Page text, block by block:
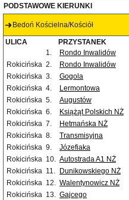
PODSTAWOWE KIERUNKI
Bedoń Kościelna/Kościół
ULICA PRZYSTANEK
1.
Rondo Inwalidów
Rokicińska 2. Rondo Inwalidów
Rokicińska 3. Gogola
Rokicińska 4. Lermontowa
Rokicińska 5. Augustów
Rokicińska 6. Książąt Polskich NŻ
Rokicińska 7. Hetmańska NŻ
Rokicińska 8. Transmisyjna
Rokicińska 9. Józefiaka
Rokicińska 10. Autostrada A1 NŻ
Rokicińska 11. Dunikowskiego NŻ
Rokicińska 12. Walentynowicz NŻ
Rokicińska 13. Gajcego